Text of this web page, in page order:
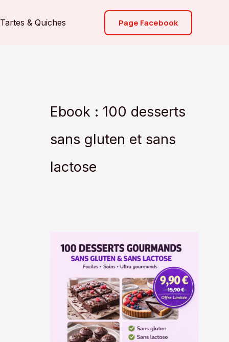
Tartes & Quiches Page Facebook
Ebook : 100 desserts
sans gluten et sans
lactose